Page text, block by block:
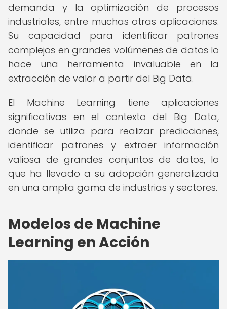
demanda y la optimización de procesos
industriales, entre muchas otras aplicaciones.
Su capacidad para identificar patrones
complejos en grandes volúmenes de datos lo
hace una herramienta invaluable en la
extracción de valor a partir del Big Data.
El Machine Learning tiene aplicaciones
significativas en el contexto del Big Data,
donde se utiliza para realizar predicciones,
identificar patrones y extraer información
valiosa de grandes conjuntos de datos, lo
que ha llevado a su adopción generalizada
en una amplia gama de industrias y sectores.
Modelos de Machine
Learning en Acción